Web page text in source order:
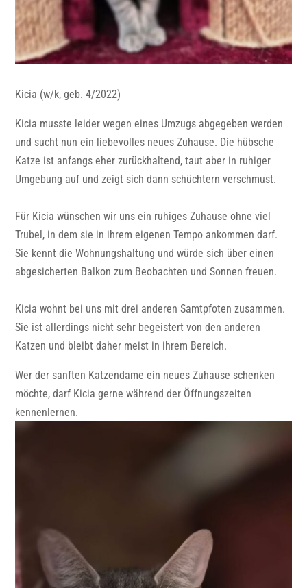
Kicia (w/k, geb. 4/2022)
Kicia musste leider wegen eines Umzugs abgegeben werden
und sucht nun ein liebevolles neues Zuhause. Die hübsche
Katze ist anfangs eher zurückhaltend, taut aber in ruhiger
Umgebung auf und zeigt sich dann schüchtern verschmust.
Für Kicia wünschen wir uns ein ruhiges Zuhause ohne viel
Trubel, in dem sie in ihrem eigenen Tempo ankommen darf.
Sie kennt die Wohnungshaltung und würde sich über einen
abgesicherten Balkon zum Beobachten und Sonnen freuen.
Kicia wohnt bei uns mit drei anderen Samtpfoten zusammen.
Sie ist allerdings nicht sehr begeistert von den anderen
Katzen und bleibt daher meist in ihrem Bereich.
Wer der sanften Katzendame ein neues Zuhause schenken
möchte, darf Kicia gerne während der Öffnungszeiten
kennenlernen.